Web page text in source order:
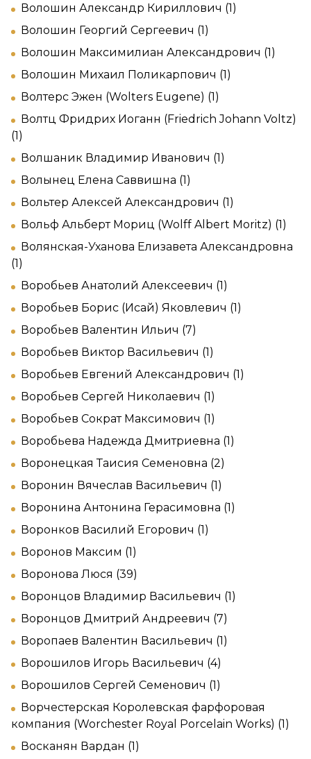
Волошин Александр Кириллович (1)
Волошин Георгий Сергеевич (1)
Волошин Максимилиан Александрович (1)
Волошин Михаил Поликарпович (1)
Волтерс Эжен (Wolters Eugene) (1)
Волтц Фридрих Иоганн (Friedrich Johann Voltz)
(1)
Волшаник Владимир Иванович (1)
Волынец Елена Саввишна (1)
Вольтер Алексей Александрович (1)
Вольф Альберт Мориц (Wolff Albert Moritz) (1)
Волянская-Уханова Елизавета Александровна
(1)
Воробьев Анатолий Алексеевич (1)
Воробьев Борис (Исай) Яковлевич (1)
Воробьев Валентин Ильич (7)
Воробьев Виктор Васильевич (1)
Воробьев Евгений Александрович (1)
Воробьев Сергей Николаевич (1)
Воробьев Сократ Максимович (1)
Воробьева Надежда Дмитриевна (1)
Воронецкая Таисия Семеновна (2)
Воронин Вячеслав Васильевич (1)
Воронина Антонина Герасимовна (1)
Воронков Василий Егорович (1)
Воронов Максим (1)
Воронова Люся (39)
Воронцов Владимир Васильевич (1)
Воронцов Дмитрий Андреевич (7)
Воропаев Валентин Васильевич (1)
Ворошилов Игорь Васильевич (4)
Ворошилов Сергей Семенович (1)
Ворчестерская Королевская фарфоровая
компания (Worchester Royal Porcelain Works) (1)
Восканян Вардан (1)